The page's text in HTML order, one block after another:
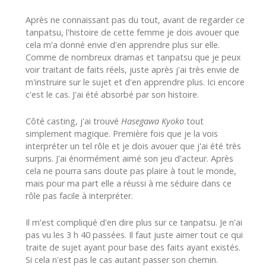
Après ne connaissant pas du tout, avant de regarder ce
tanpatsu, l'histoire de cette femme je dois avouer que
cela m'a donné envie d'en apprendre plus sur elle.
Comme de nombreux dramas et tanpatsu que je peux
voir traitant de faits réels, juste après j'ai très envie de
m'instruire sur le sujet et d'en apprendre plus. Ici encore
c'est le cas. J'ai été absorbé par son histoire.
Côté casting, j'ai trouvé Hasegawa Kyoko tout
simplement magique. Première fois que je la vois
interpréter un tel rôle et je dois avouer que j'ai été très
surpris. J'ai énormément aimé son jeu d'acteur. Après
cela ne pourra sans doute pas plaire à tout le monde,
mais pour ma part elle a réussi à me séduire dans ce
rôle pas facile à interpréter.
Il m'est compliqué d'en dire plus sur ce tanpatsu. Je n'ai
pas vu les 3 h 40 passées. Il faut juste aimer tout ce qui
traite de sujet ayant pour base des faits ayant existés.
Si cela n'est pas le cas autant passer son chemin.